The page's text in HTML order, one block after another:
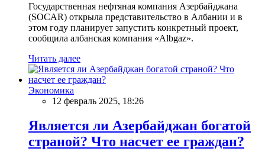
Государственная нефтяная компания Азербайджана
(SOCAR) открыла представительство в Албании и в
этом году планирует запустить конкретный проект,
сообщила албанская компания «Albgaz».
Читать далее
Экономика
12 февраль 2025, 18:26
Является ли Азербайджан богатой
страной? Что насчет ее граждан?